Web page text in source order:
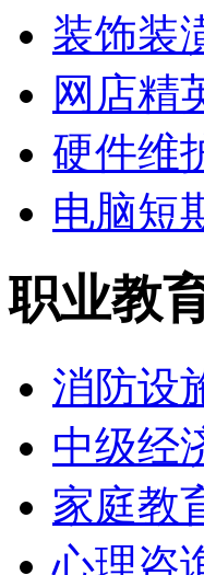
装饰装
网店精
硬件维
电脑短
职业教
消防设
中级经
家庭教
心理咨